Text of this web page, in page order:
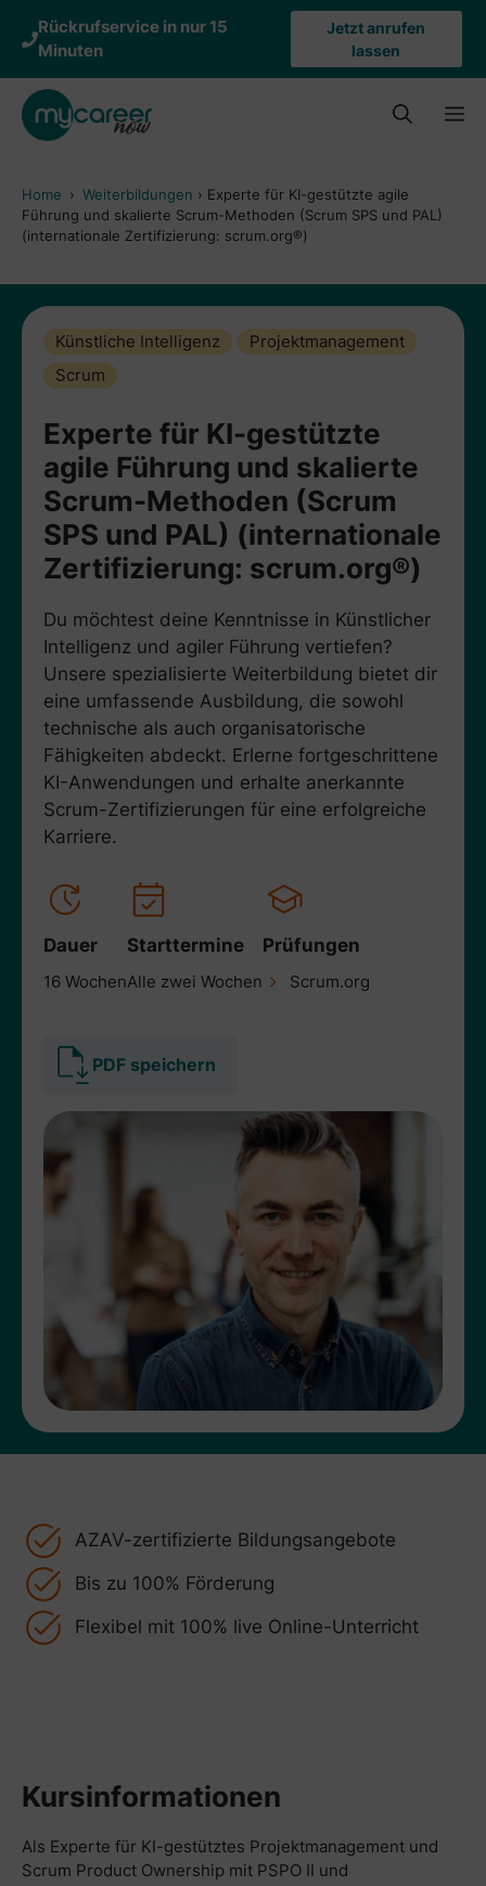
Inhalt
Rückrufservice in nur 15
Minuten
Jetzt anrufen
lassen
Home › Weiterbildungen › Experte für KI-gestützte agile
Führung und skalierte Scrum-Methoden (Scrum SPS und PAL)
(internationale Zertifizierung: scrum.org®)
Künstliche Intelligenz
Projektmanagement
Scrum
Experte für KI-gestützte
agile Führung und skalierte
Scrum-Methoden (Scrum
SPS und PAL) (internationale
Zertifizierung: scrum.org®)
Du möchtest deine Kenntnisse in Künstlicher
Intelligenz und agiler Führung vertiefen?
Unsere spezialisierte Weiterbildung bietet dir
eine umfassende Ausbildung, die sowohl
technische als auch organisatorische
Fähigkeiten abdeckt. Erlerne fortgeschrittene
KI-Anwendungen und erhalte anerkannte
Scrum-Zertifizierungen für eine erfolgreiche
Karriere.
Dauer
16 Wochen
Starttermine
Alle zwei Wochen
Prüfungen
Scrum.org
PDF speichern
AZAV-zertifizierte Bildungsangebote
Bis zu 100% Förderung
Flexibel mit 100% live Online-Unterricht
Kursinformationen
Als Experte für KI-gestütztes Projektmanagement und
Scrum Product Ownership mit PSPO II und